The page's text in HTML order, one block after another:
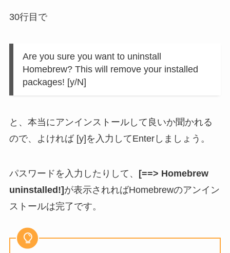
30行目で
Are you sure you want to uninstall
Homebrew? This will remove your installed
packages! [y/N]
と、本当にアンインストールして良いか聞かれる
ので、よければ [y]を入力してEnterしましょう。
パスワードを入力したりして、
[==> Homebrew
uninstalled!] が表示されればHomebrewのアンイン
ストールは完了です。